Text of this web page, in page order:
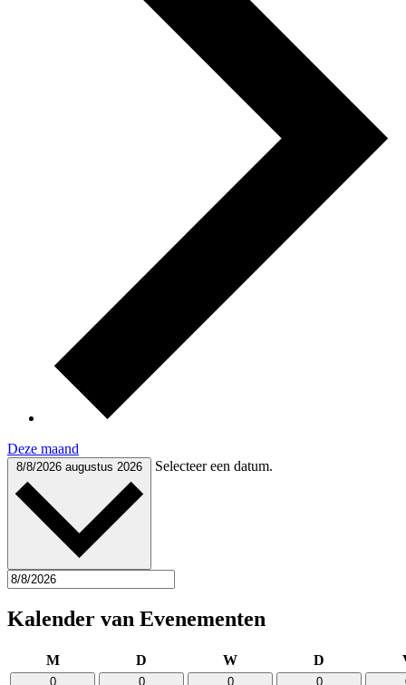
Deze maand
8/8/2026 augustus 2026 Selecteer een datum.
Kalender van Evenementen
Mmaandag D Wwoensdag D
0
0
0
0